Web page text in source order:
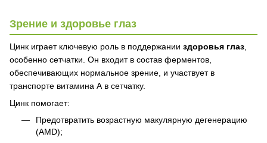
Зрение и здоровье глаз
Цинк играет ключевую роль в поддержании здоровья глаз
особенно сетчатки. Он входит в состав ферментов,
обеспечивающих нормальное зрение, и участвует в
транспорте витамина А в сетчатку.
Цинк помогает:
Предотвратить возрастную макулярную дегенерацию
(AMD);